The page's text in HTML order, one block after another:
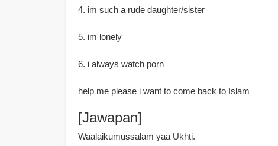
4. im such a rude daughter/sister
5. im lonely
6. i always watch porn
help me please i want to come back to Islam
[Jawapan]
Waalaikumussalam yaa Ukhti.